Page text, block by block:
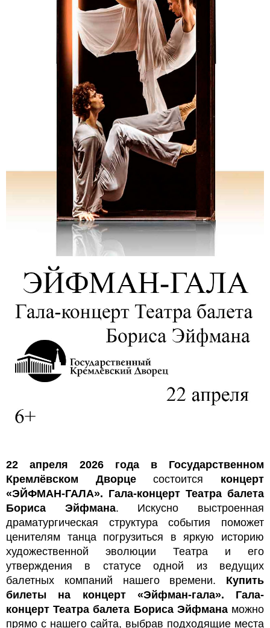
22 апреля 2026 года в Государственном
Кремлёвском Дворцесостоится концерт
«ЭЙФМАН-ГАЛА». Гала-концерт Театра балета
Бориса Эйфмана. Искусно выстроенная
драматургическая структура события поможет
ценителям танца погрузиться в яркую историю
художественной эволюции Театра и его
утверждения в статусе одной из ведущих
балетных компаний нашего времени. Купить
билеты на концерт «Эйфман-гала». Гала-
концерт Театра балета Бориса Эйфманаможно
прямо с нашего сайта, выбрав подходящие места